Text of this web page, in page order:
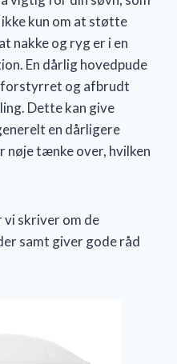
kun om at støtte
nakke og ryg er i en
En dårlig hovedpude
forstyrret og afbrudt
Dette kan give
en dårligere
nøje tænke over, hvilken
vi skriver om de
samt giver gode råd